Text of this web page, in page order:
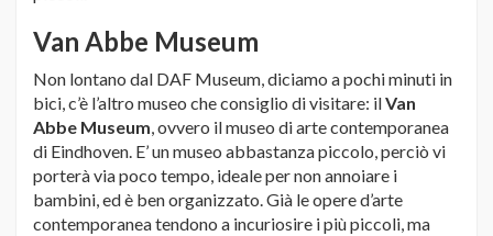
Van Abbe Museum
Non lontano dal DAF Museum, diciamo a pochi minuti in
bici, c’è l’altro museo che consiglio di visitare: ilVan
Abbe Museum, ovvero il museo di arte contemporanea
di Eindhoven. E’ un museo abbastanza piccolo, perciò vi
porterà via poco tempo, ideale per non annoiare i
bambini, ed è ben organizzato. Già le opere d’arte
contemporanea tendono a incuriosire i più piccoli, ma